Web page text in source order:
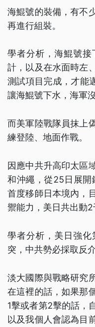
海鯤號的裝備，有不
再進行組裝。
學者分析，海鯤號
計，以及在水面時左
測試項目完成，才能
讓海鯤號下水，海軍
而美軍陸戰隊員抹上
練登陸、地面作戰。
因應中共升高印太區
和沖繩，從25日展
首度移師日本境內，
禦能力，美日共出動2
學者分析，美日強
突，中共勢必採取反
淡大國際與戰略研究
在這裡的話，如果那
1擊或者第2擊的話，
以及我個人會認為目